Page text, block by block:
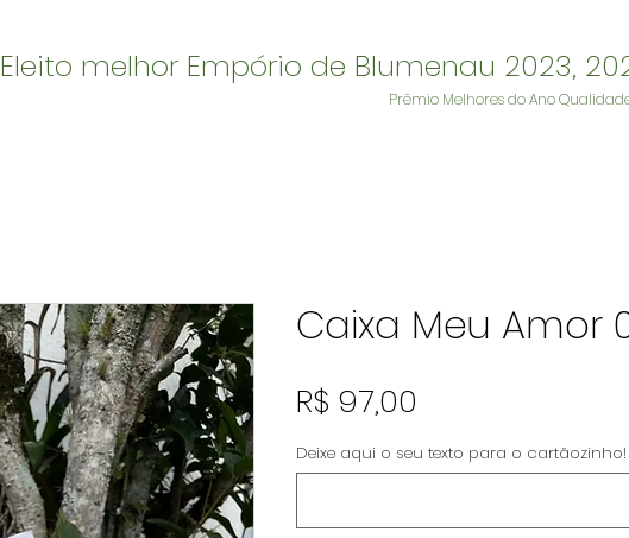
Eleito melhor Empório de Blumenau 2023,
Prêmio Melhores do Ano
Caixa Meu Amor
R$ 97,00
Deixe aqui o seu texto para o cartãozinho!